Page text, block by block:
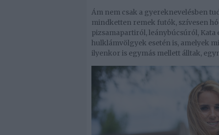
Ám nem csak a gyereknevelésben
mindketten remek futók, szívesen
pizsamapartiról, leánybúcsúról,
hulklámvölgyek esetén is, amelyek
ilyenkor is egymás mellett álltak,